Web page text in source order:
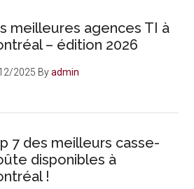
meilleures agences TI à
– édition 2026
2025 Byadmin
7 des meilleurs casse-
disponibles à
!